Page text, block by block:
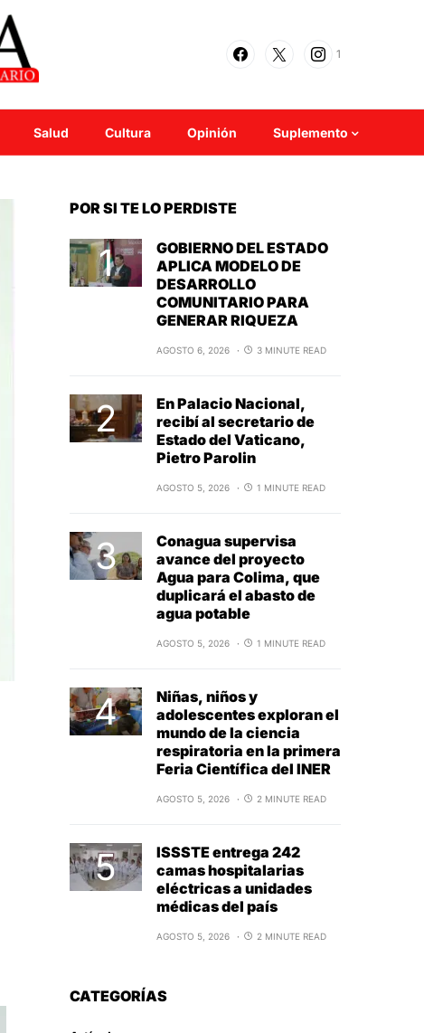
1
Salud Cultura Opinión Suplemento
POR SI TE LO PERDISTE
GOBIERNO DEL ESTADO
APLICA MODELO DE
DESARROLLO
COMUNITARIO PARA
GENERAR RIQUEZA
AGOSTO 6, 2026 3 MINUTE READ
En Palacio Nacional,
recibí al secretario de
Estado del Vaticano,
Pietro Parolin
AGOSTO 5, 2026 1 MINUTE READ
Conagua supervisa
avance del proyecto
Agua para Colima, que
duplicará el abasto de
agua potable
AGOSTO 5, 2026 1 MINUTE READ
Niñas, niños y
adolescentes exploran el
mundo de la ciencia
respiratoria en la primera
Feria Científica del INER
AGOSTO 5, 2026 2 MINUTE READ
ISSSTE entrega 242
camas hospitalarias
eléctricas a unidades
médicas del país
AGOSTO 5, 2026 2 MINUTE READ
CATEGORÍAS